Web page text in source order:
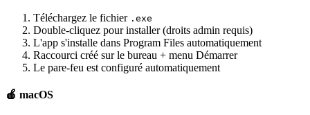
Téléchargez le fichier .exe
Double-cliquez pour installer (droits admin requis)
L'app s'installe dans Program Files automatiquement
Raccourci créé sur le bureau + menu Démarrer
Le pare-feu est configuré automatiquement
🍎 macOS